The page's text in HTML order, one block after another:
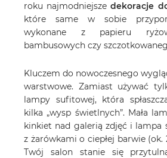
roku najmodniejszedekoracje
które same w sobie
wykonane z papieru
bambusowych czy
Kluczem do nowoczesnego
warstwowe. Zamiast używać
lampy sufitowej, która
kilka „wysp świetlnych”. Mała
kinkiet nad galerią zdjęć i lampa
z żarówkami o ciepłej barwie (ok.
Twój salon stanie się